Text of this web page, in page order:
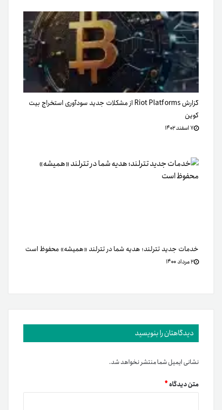
گزارش Riot Platforms از مشکلات جدید سودآوری استخراج بیت
کوین
۷ اسفند ۱۴۰۲
خدمات جدید تترلند؛ هدیه شما در تترلند «همیشه» محفوظ است
۲ مرداد ۱۴۰۰
دیدگاهتان را بنویسید
نشانی ایمیل شما منتشر نخواهد شد.
متن دیدگاه*